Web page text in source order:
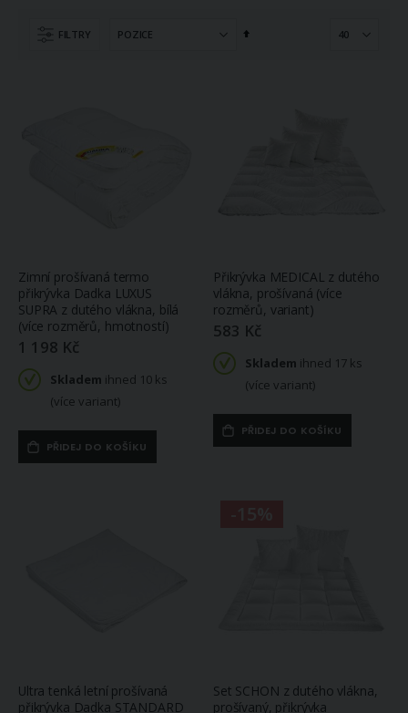
FILTRY
Nastavit
Zimní prošívaná termo
přikrývka Dadka LUXUS
SUPRA z dutého vlákna, bílá
(více rozměrů, hmotností)
1 198 Kč
Skladem ihned 10 ks
(více variant)
PŘIDEJ DO KOŠÍKU
Přikrývka MEDICAL z dutého
vlákna, prošívaná (více
rozměrů, variant)
583 Kč
Skladem ihned 17 ks
(více variant)
PŘIDEJ DO KOŠÍKU
Ultra tenká letní prošívaná
přikrývka Dadka STANDARD
Set SCHON z dutého vlákna,
prošívaný, přikrývka